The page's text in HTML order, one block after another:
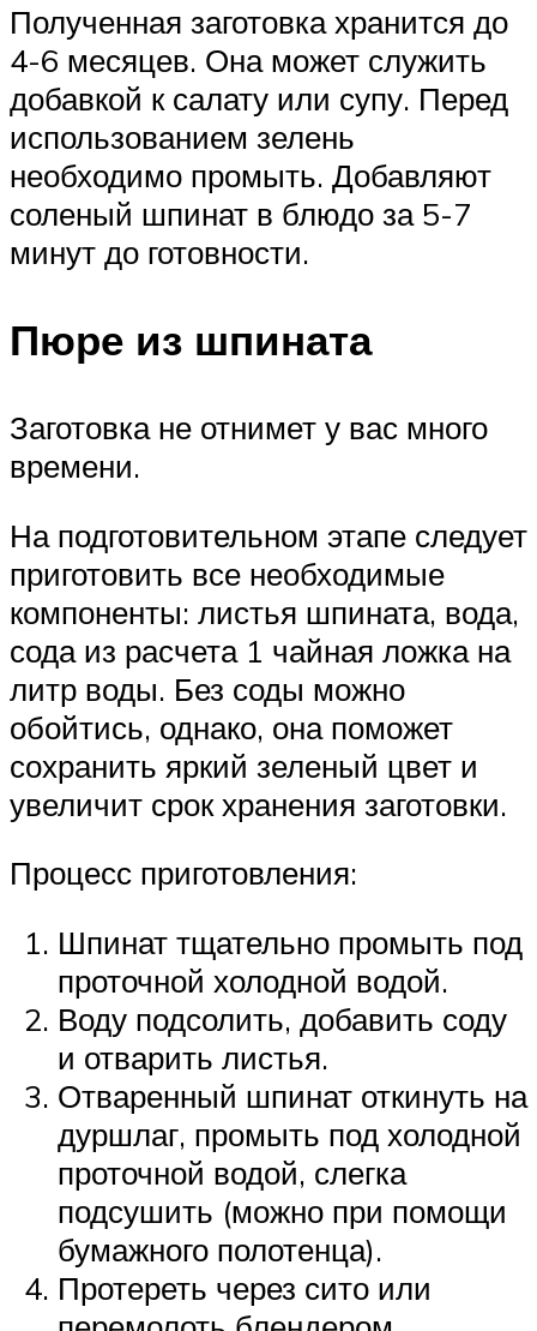
Полученная заготовка хранится до
4-6 месяцев. Она может служить
добавкой к салату или супу. Перед
использованием зелень
необходимо промыть. Добавляют
соленый шпинат в блюдо за 5-7
минут до готовности.
Пюре из шпината
Заготовка не отнимет у вас много
времени.
На подготовительном этапе следует
приготовить все необходимые
компоненты: листья шпината, вода,
сода из расчета 1 чайная ложка на
литр воды. Без соды можно
обойтись, однако, она поможет
сохранить яркий зеленый цвет и
увеличит срок хранения заготовки.
Процесс приготовления:
Шпинат тщательно промыть под
проточной холодной водой.
Воду подсолить, добавить соду
и отварить листья.
Отваренный шпинат откинуть на
дуршлаг, промыть под холодной
проточной водой, слегка
подсушить (можно при помощи
бумажного полотенца).
Протереть через сито или